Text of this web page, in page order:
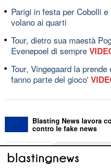
Parigi in festa per Cobolli
volano ai quarti
Tour, dietro sua maestà
Evenepoel di sempre
Tour, Vingegaard la
fanno parte del gioco'
Blasting News lavora
contro le fake news
ABOUT